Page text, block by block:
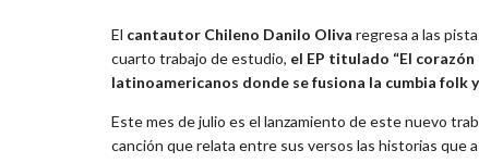
El cantautor Chileno Danilo Oliva regresa a las
cuarto trabajo de estudio, el EP titulado “El
latinoamericanos donde se fusiona la cumbia folk
Este mes de julio es el lanzamiento de este nuevo
canción que relata entre sus versos las historias que